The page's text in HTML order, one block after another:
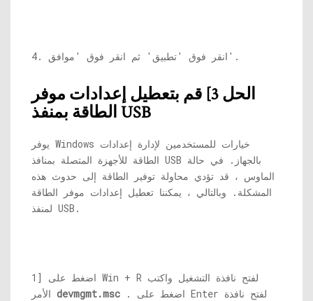
4. انقر فوق 'تطبيق' ثم انقر فوق 'موافق'.
الحل 3] قم بتعطيل إعدادات موفر
الطاقة بمنفذ USB
يوفر Windows خيارات للمستخدمين لإدارة إعدادات
الطاقة للأجهزة المتصلة بمنافذ USB بالجهاز. في حالة
الماوس ، قد تؤدي محاولة توفير الطاقة إلى حدوث هذه
المشكلة. وبالتالي ، يمكننا تعطيل إعدادات موفر الطاقة
لمنفذ USB.
1] اضغط على Win + R لفتح نافذة التشغيل واكتب
devmgmt.msc . اضغط على Enter لفتح نافذة